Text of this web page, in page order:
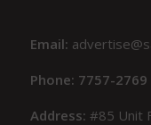
Email:
Phone: 7757-2769
Address:#85 Unit